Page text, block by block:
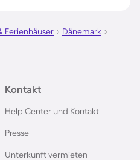
Ferienhäuser
Dänemark
Kontakt
Help Center und Kontakt
Presse
Unterkunft vermieten